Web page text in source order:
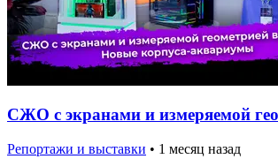
СЖО с экранами и измеряемой
Репортажи и выставки • 1 месяц назад